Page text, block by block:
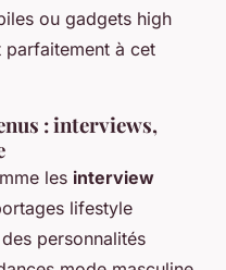
ou gadgets high
parfaitement à cet
: interviews,
les interview
lifestyle
personnalités